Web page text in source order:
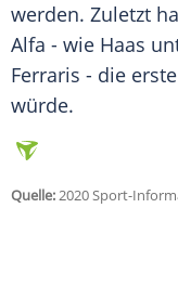
werden. Zuletzt
Alfa - wie Haas
Ferraris - die
würde.
Quelle:2020 Sport-